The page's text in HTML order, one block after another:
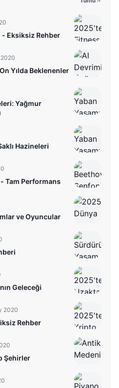
Eksiksiz Rehber
Yılda Beklenenler
Yağmur
Hazineleri
Tam Performans
ve Oyuncular
Geleceği
2020
Rehber
Şehirler